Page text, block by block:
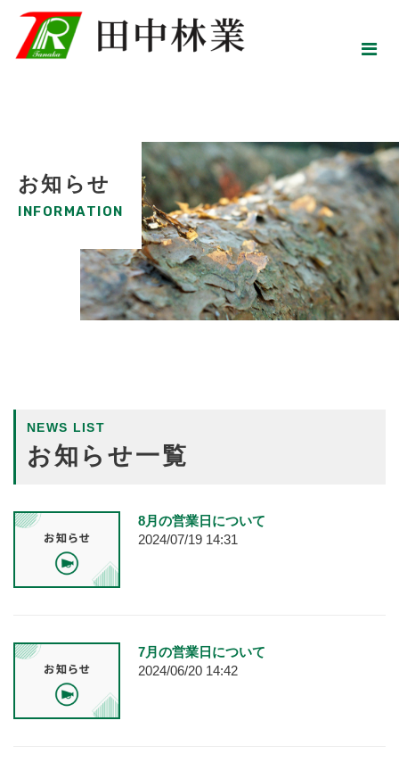
お知らせ
INFORMATION
NEWS LIST
お知らせ一覧
8月の営業日について
2024/07/19 14:31
7月の営業日について
2024/06/20 14:42